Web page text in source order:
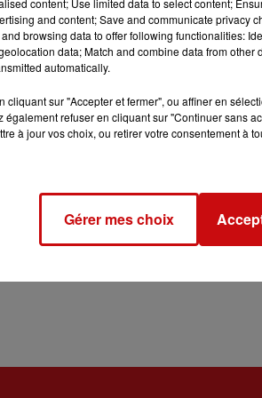
les tomates, de la fleur de sel et du
salée selon les instructions du
de chacune à l'aide d'un couteau.
le thym, de la fleur de sel et du
huilée puis enfourner
poissons à mi-cuisson.
en 2 sur la longueur, puis les
dans une poêle avec les
Bien mélanger.
à leur sortie du four, puis les
content; Use limited data to select content;
and content; Save and communicate privacy
browsing data to offer following functionalities:
data; Match and combine data from
automatically.
cliquant sur "Accepter et fermer", ou affiner en
également refuser en cliquant sur "Continuer sans
à jour vos choix, ou retirer votre consentement à
Gérer mes choix